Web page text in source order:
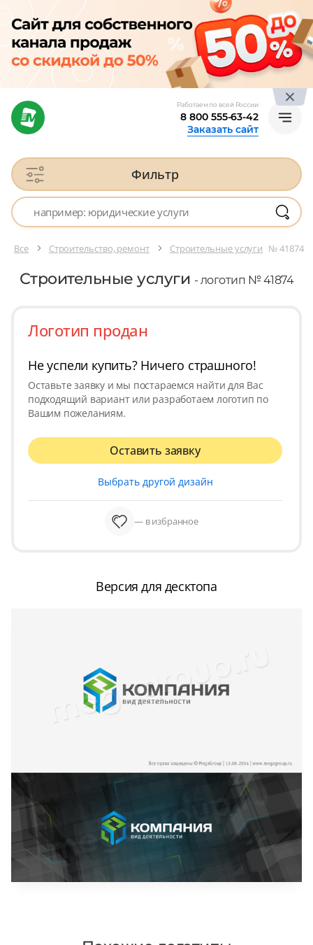
Работаем по всей России
8 800 555-63-42
Заказать сайт
Фильтр
Все Строительство, ремонт Строительные услуги № 41874
Строительные услуги - логотип № 41874
Логотип продан
Не успели купить? Ничего страшного!
Оставьте заявку и мы постараемся найти для Вас
подходящий вариант или разработаем логотип по
Вашим пожеланиям.
Оставить заявку
Выбрать другой дизайн
— в избранное
Версия для десктопа